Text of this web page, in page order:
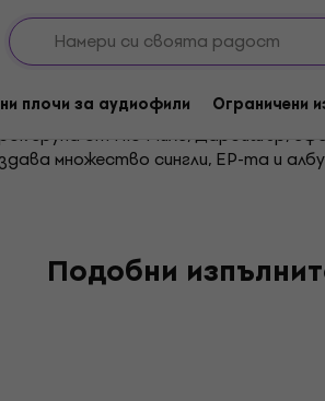
плочи за аудиофили Ограничени
група от Ню Милс, Дарбишър,
множество сингли, EP-та и
Подобни